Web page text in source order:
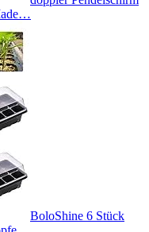
BoloShine 6 Stück